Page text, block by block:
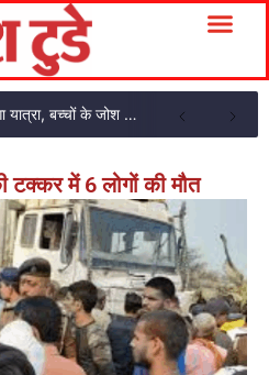
भोपाल: बारिश के बीच भाजपा की तिरंगा यात्रा, बच्चों के जोश से गूंजा भोपाल
में 6 लोगों की मौत